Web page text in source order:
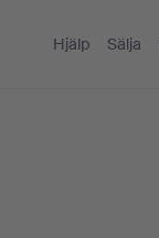
Hjälp Sälja